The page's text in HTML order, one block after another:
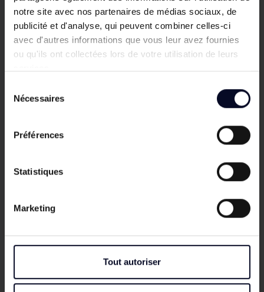
notre site avec nos partenaires de médias sociaux, de
publicité et d'analyse, qui peuvent combiner celles-ci
avec d'autres informations que vous leur avez fournies
ou qu'ils ont collectées lors de votre utilisation de leurs
Nécessaires
Préférences
Statistiques
Marketing
Tout autoriser
-5%